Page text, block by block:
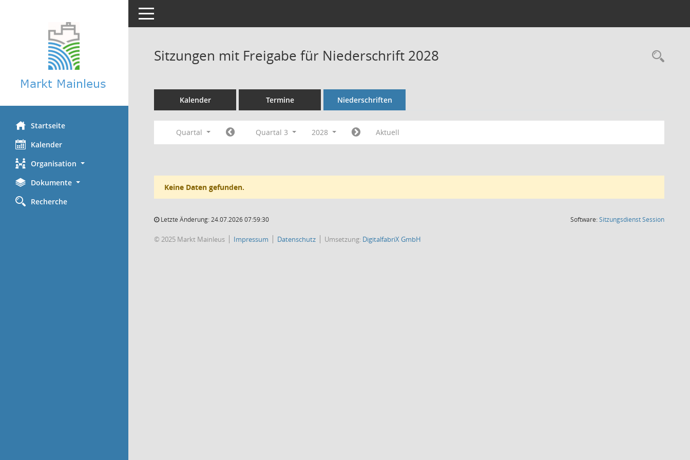
Startseite
Kalender
Organisation
Dokumente
Recherche
Toggle navigation
Sitzungen mit Freigabe für Niederschrift 2028
Kalender Termine Niederschriften
Quartal Quartal 3 2028 Aktuell
Keine Daten gefunden.
Letzte Änderung: 24.07.2026 07:59:30 Software:SitzungsdienstSession(Wird in
© 2025 Markt Mainleus Impressum Datenschutz Umsetzung: DigitalfabriX GmbH